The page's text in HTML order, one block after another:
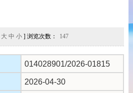
大 中 小] 浏览次数： 147
014028901/2026-01815
2026-04-30